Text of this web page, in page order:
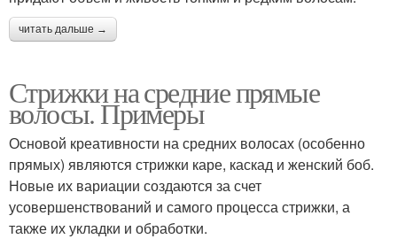
читать дальше →
Стрижки на средние прямые
волосы. Примеры
Основой креативности на средних волосах (особенно
прямых) являются стрижки каре, каскад и женский боб.
Новые их вариации создаются за счет
усовершенствований и самого процесса стрижки, а
также их укладки и обработки.